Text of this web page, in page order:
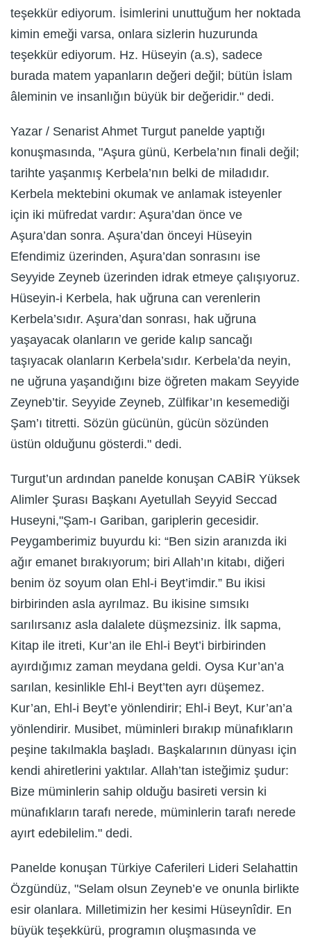
teşekkür ediyorum. İsimlerini unuttuğum her noktada
kimin emeği varsa, onlara sizlerin huzurunda
teşekkür ediyorum. Hz. Hüseyin (a.s), sadece
burada matem yapanların değeri değil; bütün İslam
âleminin ve insanlığın büyük bir değeridir." dedi.
Yazar / Senarist Ahmet Turgut panelde yaptığı
konuşmasında, "Aşura günü, Kerbela’nın finali değil;
tarihte yaşanmış Kerbela’nın belki de miladıdır.
Kerbela mektebini okumak ve anlamak isteyenler
için iki müfredat vardır: Aşura’dan önce ve
Aşura’dan sonra. Aşura’dan önceyi Hüseyin
Efendimiz üzerinden, Aşura’dan sonrasını ise
Seyyide Zeyneb üzerinden idrak etmeye çalışıyoruz.
Hüseyin-i Kerbela, hak uğruna can verenlerin
Kerbela’sıdır. Aşura’dan sonrası, hak uğruna
yaşayacak olanların ve geride kalıp sancağı
taşıyacak olanların Kerbela’sıdır. Kerbela’da neyin,
ne uğruna yaşandığını bize öğreten makam Seyyide
Zeyneb’tir. Seyyide Zeyneb, Zülfikar’ın kesemediği
Şam’ı titretti. Sözün gücünün, gücün sözünden
üstün olduğunu gösterdi." dedi.
Turgut’un ardından panelde konuşan CABİR Yüksek
Alimler Şurası Başkanı Ayetullah Seyyid Seccad
Huseyni,"Şam-ı Gariban, gariplerin gecesidir.
Peygamberimiz buyurdu ki: “Ben sizin aranızda iki
ağır emanet bırakıyorum; biri Allah’ın kitabı, diğeri
benim öz soyum olan Ehl-i Beyt’imdir.” Bu ikisi
birbirinden asla ayrılmaz. Bu ikisine sımsıkı
sarılırsanız asla dalalete düşmezsiniz. İlk sapma,
Kitap ile itreti, Kur’an ile Ehl-i Beyt’i birbirinden
ayırdığımız zaman meydana geldi. Oysa Kur’an’a
sarılan, kesinlikle Ehl-i Beyt’ten ayrı düşemez.
Kur’an, Ehl-i Beyt’e yönlendirir; Ehl-i Beyt, Kur’an’a
yönlendirir. Musibet, müminleri bırakıp münafıkların
peşine takılmakla başladı. Başkalarının dünyası için
kendi ahiretlerini yaktılar. Allah’tan isteğimiz şudur:
Bize müminlerin sahip olduğu basireti versin ki
münafıkların tarafı nerede, müminlerin tarafı nerede
ayırt edebilelim." dedi.
Panelde konuşan Türkiye Caferileri Lideri Selahattin
Özgündüz, "Selam olsun Zeyneb’e ve onunla birlikte
esir olanlara. Milletimizin her kesimi Hüseynîdir. En
büyük teşekkürü, programın oluşmasında ve